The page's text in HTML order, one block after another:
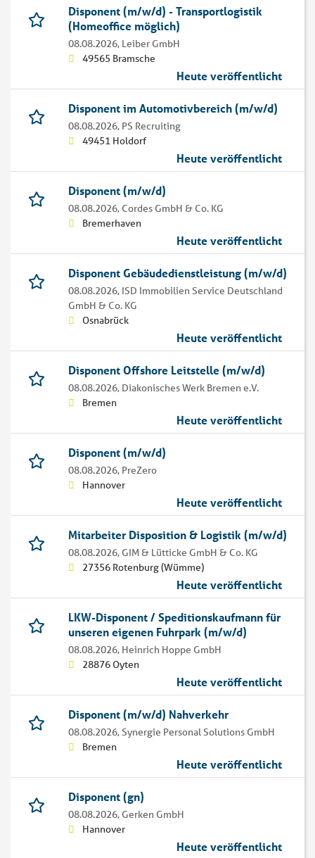
Disponent (m/w/d) - Transportlogistik
(Homeoffice möglich)
08.08.2026, Leiber GmbH
49565 Bramsche
Heute veröffentlicht
Disponent im Automotivbereich (m/w/d)
08.08.2026, PS Recruiting
49451 Holdorf
Heute veröffentlicht
Disponent (m/w/d)
08.08.2026, Cordes GmbH & Co. KG
Bremerhaven
Heute veröffentlicht
Disponent Gebäudedienstleistung (m/w/d)
08.08.2026, ISD Immobilien Service Deutschland
GmbH & Co. KG
Osnabrück
Heute veröffentlicht
Disponent Offshore Leitstelle (m/w/d)
08.08.2026, Diakonisches Werk Bremen e.V.
Bremen
Heute veröffentlicht
Disponent (m/w/d)
08.08.2026, PreZero
Hannover
Heute veröffentlicht
Mitarbeiter Disposition & Logistik (m/w/d)
08.08.2026, GIM & Lütticke GmbH & Co. KG
27356 Rotenburg (Wümme)
Heute veröffentlicht
LKW-Disponent / Speditionskaufmann für
unseren eigenen Fuhrpark (m/w/d)
08.08.2026, Heinrich Hoppe GmbH
28876 Oyten
Heute veröffentlicht
Disponent (m/w/d) Nahverkehr
08.08.2026,Synergie Personal Solutions GmbH
Bremen
Heute veröffentlicht
Disponent (gn)
08.08.2026, Gerken GmbH
Hannover
Heute veröffentlicht